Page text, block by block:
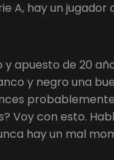
A, hay un jugador
y apuesto de 20
y negro una
Voy con esto.
hay un mal